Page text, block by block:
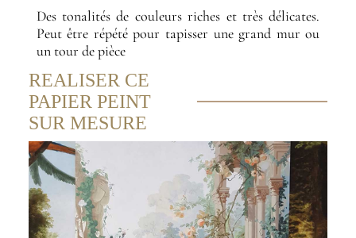
Des tonalités de couleurs riches et très délicates.
Peut être répété pour tapisser une grand mur ou
un tour de pièce
REALISER CE
PAPIER PEINT
SUR MESURE